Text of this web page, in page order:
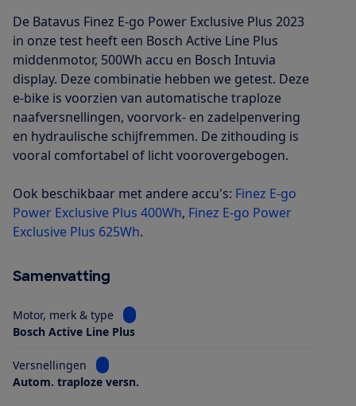
De Batavus Finez E-go Power Exclusive Plus 2023
in onze test heeft een Bosch Active Line Plus
middenmotor, 500Wh accu en Bosch Intuvia
display. Deze combinatie hebben we getest. Deze
e-bike is voorzien van automatische traploze
naafversnellingen, voorvork- en zadelpenvering
en hydraulische schijfremmen. De zithouding is
vooral comfortabel of licht voorovergebogen.
Ook beschikbaar met andere accu's: Finez E-go
Power Exclusive Plus 400Wh, Finez E-go Power
Exclusive Plus 625Wh.
Samenvatting
Motor, merk & type
Bekijk informatie voor Motor, merk & type
Bosch Active Line Plus
Versnellingen
Bekijk informatie voor Versnellingen
Autom. traploze versn.